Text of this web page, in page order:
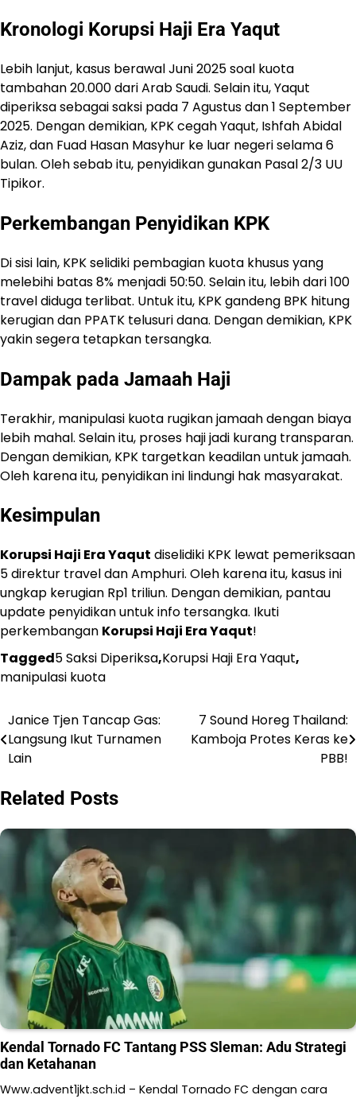
Kronologi Korupsi Haji Era Yaqut
Lebih lanjut, kasus berawal Juni 2025 soal kuota
tambahan 20.000 dari Arab Saudi. Selain itu, Yaqut
diperiksa sebagai saksi pada 7 Agustus dan 1 September
2025. Dengan demikian, KPK cegah Yaqut, Ishfah Abidal
Aziz, dan Fuad Hasan Masyhur ke luar negeri selama 6
bulan. Oleh sebab itu, penyidikan gunakan Pasal 2/3 UU
Tipikor.
Perkembangan Penyidikan KPK
Di sisi lain, KPK selidiki pembagian kuota khusus yang
melebihi batas 8% menjadi 50:50. Selain itu, lebih dari 100
travel diduga terlibat. Untuk itu, KPK gandeng BPK hitung
kerugian dan PPATK telusuri dana. Dengan demikian, KPK
yakin segera tetapkan tersangka.
Dampak pada Jamaah Haji
Terakhir, manipulasi kuota rugikan jamaah dengan biaya
lebih mahal. Selain itu, proses haji jadi kurang transparan.
Dengan demikian, KPK targetkan keadilan untuk jamaah.
Oleh karena itu, penyidikan ini lindungi hak masyarakat.
Kesimpulan
Korupsi Haji Era Yaqut diselidiki KPK lewat pemeriksaan
5 direktur travel dan Amphuri. Oleh karena itu, kasus ini
ungkap kerugian Rp1 triliun. Dengan demikian, pantau
update penyidikan untuk info tersangka. Ikuti
perkembangan Korupsi Haji Era Yaqut!
Tagged5 Saksi Diperiksa,Korupsi Haji Era Yaqut,
manipulasi kuota
Navigasi
pos
Janice Tjen Tancap Gas:
Langsung Ikut Turnamen
Lain
7 Sound Horeg Thailand:
Kamboja Protes Keras ke
PBB!
Related Posts
Kendal Tornado FC Tantang PSS Sleman: Adu Strategi
dan Ketahanan
Www.advent1jkt.sch.id – Kendal Tornado FC dengan cara